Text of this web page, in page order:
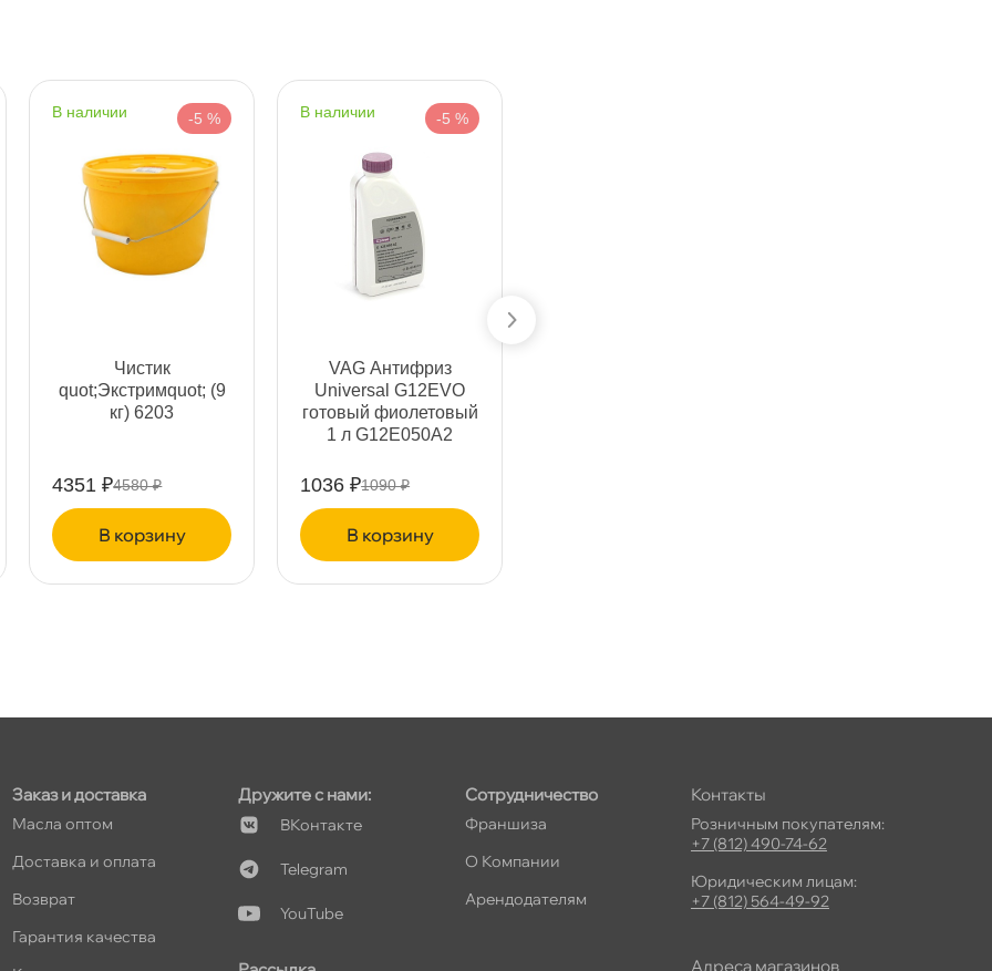
наличии -5 %
Чистик
quot;Экстримquot; (9
кг) 6203
4351 ₽4580 ₽
корзину
наличии -5 %
VAG Антифриз
Universal G12EVO
отовый фиолетовый
1 л G12E050A2
1036 ₽1090 ₽
корзину
Заказ и доставка
Масла оптом
Доставка и оплата
озврат
Гарантия качества
Дружите с нами:
Контакте
Telegram
YouTube
Сотрудничество
Франшиза
О Компании
Арендодателям
Контакты
Розничным покупателям:
+7 (812) 490-74-62
Юридическим лицам:
+7 (812) 564-49-92
Адреса магазино